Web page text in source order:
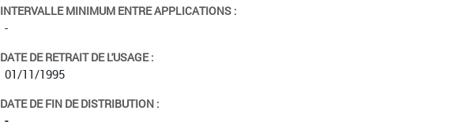
INTERVALLE MINIMUM ENTRE APPLICATIONS :
-
DATE DE RETRAIT DE L'USAGE :
01/11/1995
DATE DE FIN DE DISTRIBUTION :
-